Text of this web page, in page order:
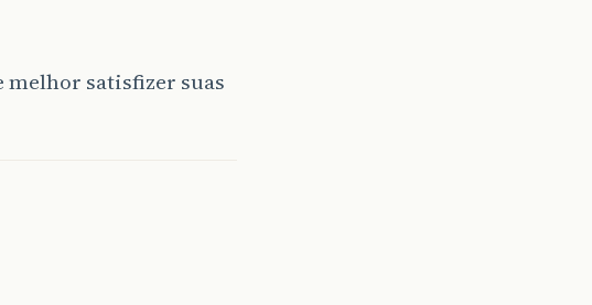
melhor satisfizer suas